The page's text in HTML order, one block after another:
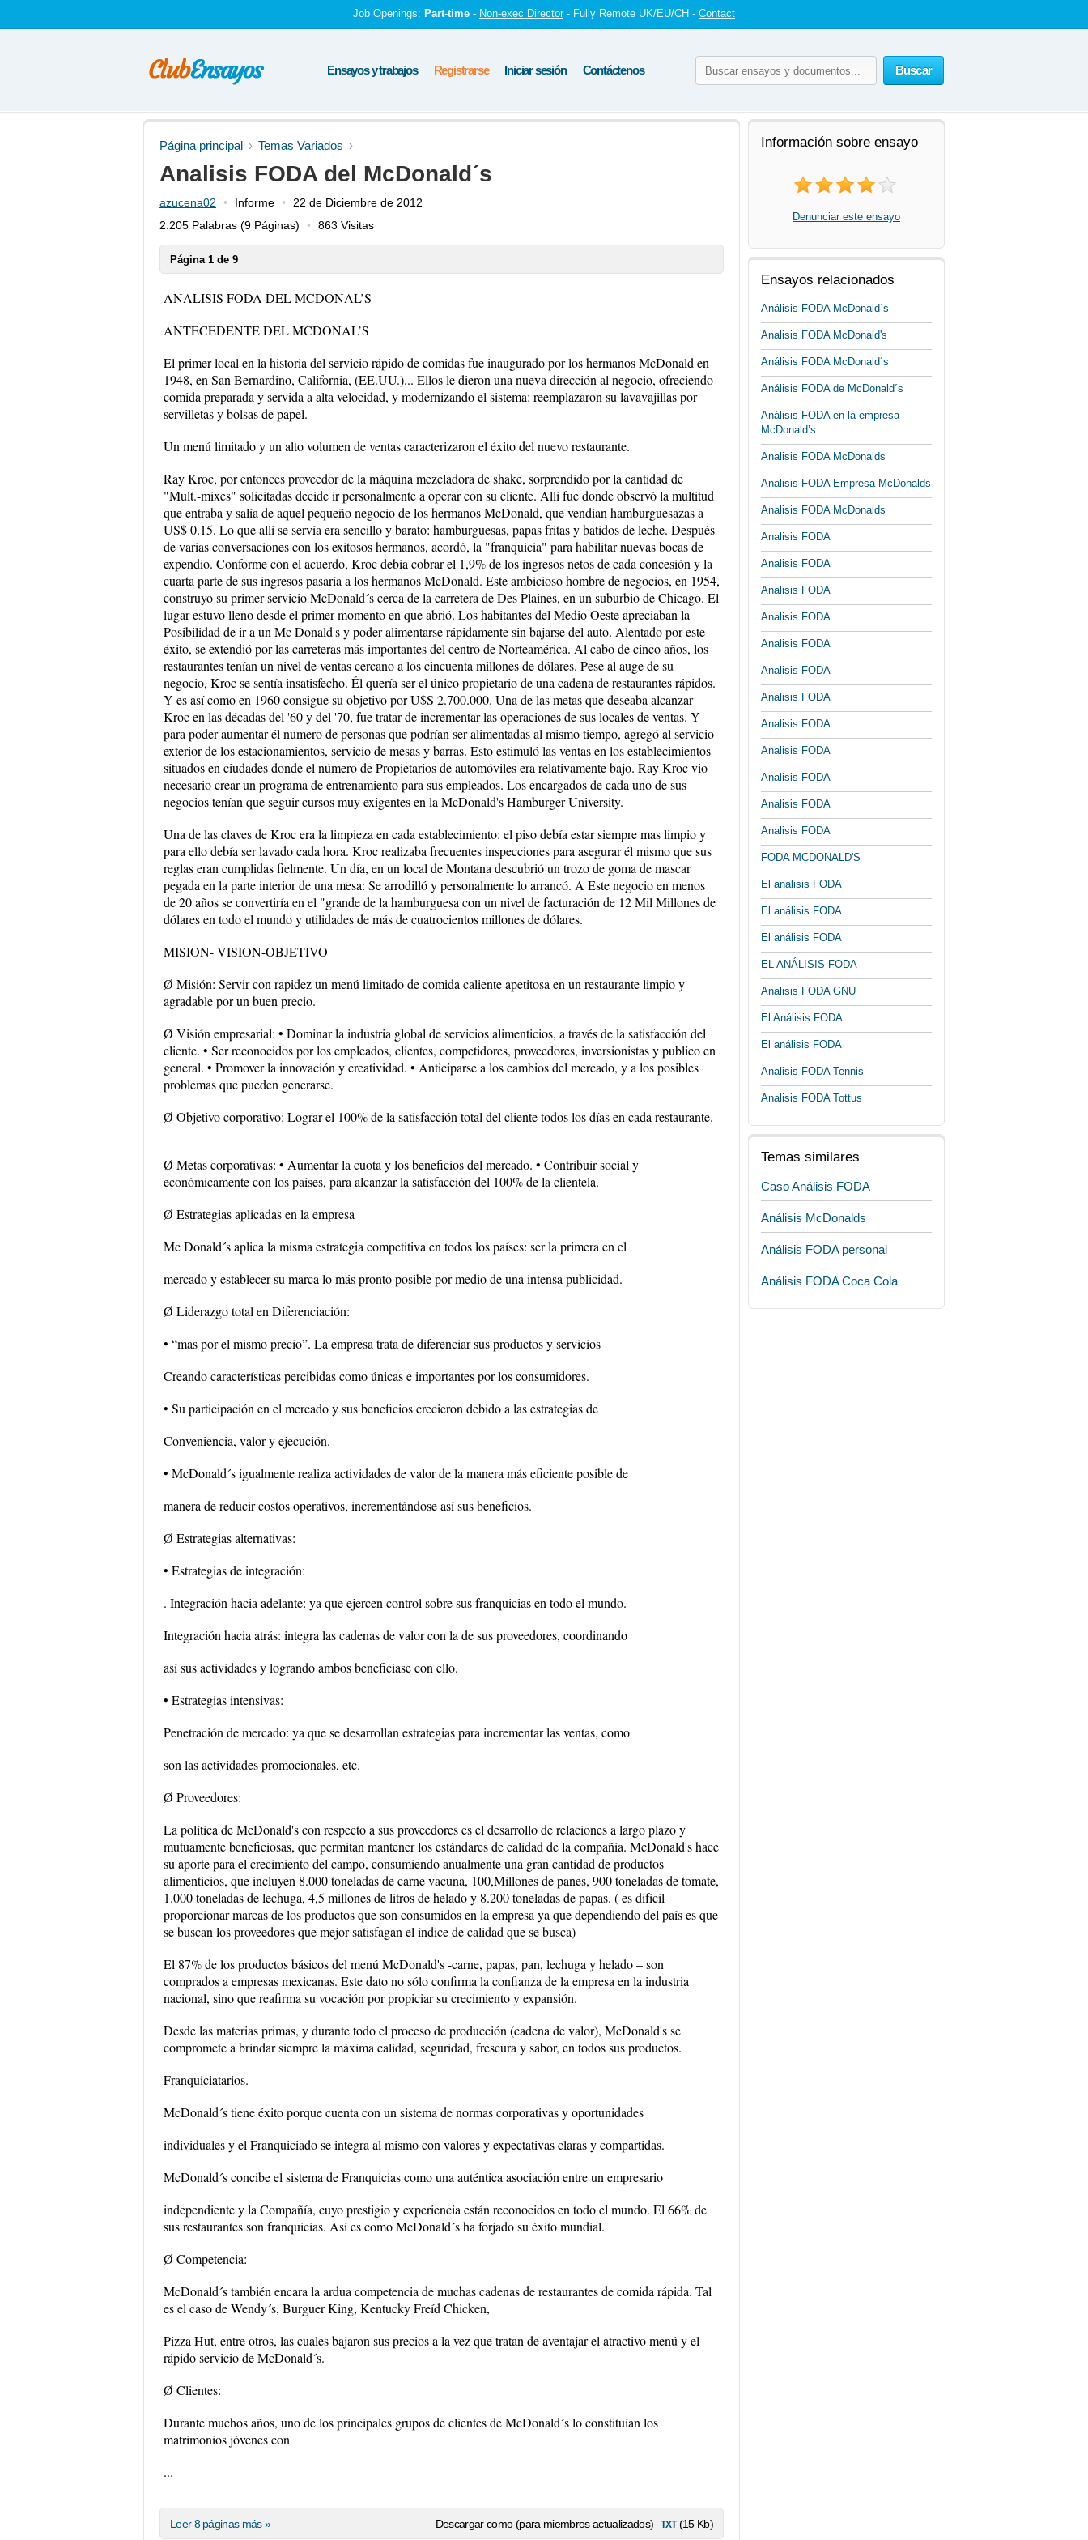
Job Openings: Part-time - Non-exec Director - Fully Remote UK/EU/CH - Contact
Buscar
Ensayos y trabajos Registrarse Iniciar sesión Contáctenos
Página principal Temas Variados
Analisis FODA del McDonald´s
azucena02 Informe
22 de Diciembre de 2012
2.205 Palabras (9 Páginas) 863 Visitas
Página 1 de 9
ANALISIS FODA DEL MCDONAL’S
ANTECEDENTE DEL MCDONAL’S
El primer local en la historia del servicio rápido de comidas fue inaugurado por los hermanos McDonald en
1948, en San Bernardino, California, (EE.UU.)... Ellos le dieron una nueva dirección al negocio, ofreciendo
comida preparada y servida a alta velocidad, y modernizando el sistema: reemplazaron su lavavajillas por
servilletas y bolsas de papel.
Un menú limitado y un alto volumen de ventas caracterizaron el éxito del nuevo restaurante.
Ray Kroc, por entonces proveedor de la máquina mezcladora de shake, sorprendido por la cantidad de
"Mult.-mixes" solicitadas decide ir personalmente a operar con su cliente. Allí fue donde observó la multitud
que entraba y salía de aquel pequeño negocio de los hermanos McDonald, que vendían hamburguesazas a
US$ 0.15. Lo que allí se servía era sencillo y barato: hamburguesas, papas fritas y batidos de leche. Después
de varias conversaciones con los exitosos hermanos, acordó, la "franquicia" para habilitar nuevas bocas de
expendio. Conforme con el acuerdo, Kroc debía cobrar el 1,9% de los ingresos netos de cada concesión y la
cuarta parte de sus ingresos pasaría a los hermanos McDonald. Este ambicioso hombre de negocios, en 1954,
construyo su primer servicio McDonald´s cerca de la carretera de Des Plaines, en un suburbio de Chicago. El
lugar estuvo lleno desde el primer momento en que abrió. Los habitantes del Medio Oeste apreciaban la
Posibilidad de ir a un Mc Donald's y poder alimentarse rápidamente sin bajarse del auto. Alentado por este
éxito, se extendió por las carreteras más importantes del centro de Norteamérica. Al cabo de cinco años, los
restaurantes tenían un nivel de ventas cercano a los cincuenta millones de dólares. Pese al auge de su
negocio, Kroc se sentía insatisfecho. Él quería ser el único propietario de una cadena de restaurantes rápidos.
Y es así como en 1960 consigue su objetivo por U$S 2.700.000. Una de las metas que deseaba alcanzar
Kroc en las décadas del '60 y del '70, fue tratar de incrementar las operaciones de sus locales de ventas. Y
para poder aumentar él numero de personas que podrían ser alimentadas al mismo tiempo, agregó al servicio
exterior de los estacionamientos, servicio de mesas y barras. Esto estimuló las ventas en los establecimientos
situados en ciudades donde el número de Propietarios de automóviles era relativamente bajo. Ray Kroc vio
necesario crear un programa de entrenamiento para sus empleados. Los encargados de cada uno de sus
negocios tenían que seguir cursos muy exigentes en la McDonald's Hamburger University.
Una de las claves de Kroc era la limpieza en cada establecimiento: el piso debía estar siempre mas limpio y
para ello debía ser lavado cada hora. Kroc realizaba frecuentes inspecciones para asegurar él mismo que sus
reglas eran cumplidas fielmente. Un día, en un local de Montana descubrió un trozo de goma de mascar
pegada en la parte interior de una mesa: Se arrodilló y personalmente lo arrancó. A Este negocio en menos
de 20 años se convertiría en el "grande de la hamburguesa con un nivel de facturación de 12 Mil Millones de
dólares en todo el mundo y utilidades de más de cuatrocientos millones de dólares.
MISION- VISION-OBJETIVO
Ø Misión: Servir con rapidez un menú limitado de comida caliente apetitosa en un restaurante limpio y
agradable por un buen precio.
Ø Visión empresarial: • Dominar la industria global de servicios alimenticios, a través de la satisfacción del
cliente. • Ser reconocidos por los empleados, clientes, competidores, proveedores, inversionistas y publico en
general. • Promover la innovación y creatividad. • Anticiparse a los cambios del mercado, y a los posibles
problemas que pueden generarse.
Ø Objetivo corporativo: Lograr el 100% de la satisfacción total del cliente todos los días en cada restaurante.
Ø Metas corporativas: • Aumentar la cuota y los beneficios del mercado. • Contribuir social y
económicamente con los países, para alcanzar la satisfacción del 100% de la clientela.
Ø Estrategias aplicadas en la empresa
Mc Donald´s aplica la misma estrategia competitiva en todos los países: ser la primera en el
mercado y establecer su marca lo más pronto posible por medio de una intensa publicidad.
Ø Liderazgo total en Diferenciación:
• “mas por el mismo precio”. La empresa trata de diferenciar sus productos y servicios
Creando características percibidas como únicas e importantes por los consumidores.
• Su participación en el mercado y sus beneficios crecieron debido a las estrategias de
Conveniencia, valor y ejecución.
• McDonald´s igualmente realiza actividades de valor de la manera más eficiente posible de
manera de reducir costos operativos, incrementándose así sus beneficios.
Ø Estrategias alternativas:
• Estrategias de integración:
. Integración hacia adelante: ya que ejercen control sobre sus franquicias en todo el mundo.
Integración hacia atrás: integra las cadenas de valor con la de sus proveedores, coordinando
así sus actividades y logrando ambos beneficiase con ello.
• Estrategias intensivas:
Penetración de mercado: ya que se desarrollan estrategias para incrementar las ventas, como
son las actividades promocionales, etc.
Ø Proveedores:
La política de McDonald's con respecto a sus proveedores es el desarrollo de relaciones a largo plazo y
mutuamente beneficiosas, que permitan mantener los estándares de calidad de la compañía. McDonald's hace
su aporte para el crecimiento del campo, consumiendo anualmente una gran cantidad de productos
alimenticios, que incluyen 8.000 toneladas de carne vacuna, 100,Millones de panes, 900 toneladas de tomate,
1.000 toneladas de lechuga, 4,5 millones de litros de helado y 8.200 toneladas de papas. ( es difícil
proporcionar marcas de los productos que son consumidos en la empresa ya que dependiendo del país es que
se buscan los proveedores que mejor satisfagan el índice de calidad que se busca)
El 87% de los productos básicos del menú McDonald's -carne, papas, pan, lechuga y helado – son
comprados a empresas mexicanas. Este dato no sólo confirma la confianza de la empresa en la industria
nacional, sino que reafirma su vocación por propiciar su crecimiento y expansión.
Desde las materias primas, y durante todo el proceso de producción (cadena de valor), McDonald's se
compromete a brindar siempre la máxima calidad, seguridad, frescura y sabor, en todos sus productos.
Franquiciatarios.
McDonald´s tiene éxito porque cuenta con un sistema de normas corporativas y oportunidades
individuales y el Franquiciado se integra al mismo con valores y expectativas claras y compartidas.
McDonald´s concibe el sistema de Franquicias como una auténtica asociación entre un empresario
independiente y la Compañía, cuyo prestigio y experiencia están reconocidos en todo el mundo. El 66% de
sus restaurantes son franquicias. Así es como McDonald´s ha forjado su éxito mundial.
Ø Competencia:
McDonald´s también encara la ardua competencia de muchas cadenas de restaurantes de comida rápida. Tal
es el caso de Wendy´s, Burguer King, Kentucky Freíd Chicken,
Pizza Hut, entre otros, las cuales bajaron sus precios a la vez que tratan de aventajar el atractivo menú y el
rápido servicio de McDonald´s.
Ø Clientes:
Durante muchos años, uno de los principales grupos de clientes de McDonald´s lo constituían los
matrimonios jóvenes con
...
Descargar como (para miembros actualizados) txt(15 Kb)
Leer 8 páginas más »
Información sobre ensayo
Denunciar este ensayo
Ensayos relacionados
Análisis FODA McDonald´s
Analisis FODA McDonald's
Análisis FODA McDonald´s
Análisis FODA de McDonald´s
Análisis FODA en la empresa
McDonald’s
Analisis FODA McDonalds
Analisis FODA Empresa McDonalds
Analisis FODA McDonalds
Analisis FODA
Analisis FODA
Analisis FODA
Analisis FODA
Analisis FODA
Analisis FODA
Analisis FODA
Analisis FODA
Analisis FODA
Analisis FODA
Analisis FODA
Analisis FODA
FODA MCDONALD'S
El analisis FODA
El análisis FODA
El análisis FODA
EL ANÁLISIS FODA
Analisis FODA GNU
El Análisis FODA
El análisis FODA
Analisis FODA Tennis
Analisis FODA Tottus
Temas similares
Caso Análisis FODA
Análisis McDonalds
Análisis FODA personal
Análisis FODA Coca Cola